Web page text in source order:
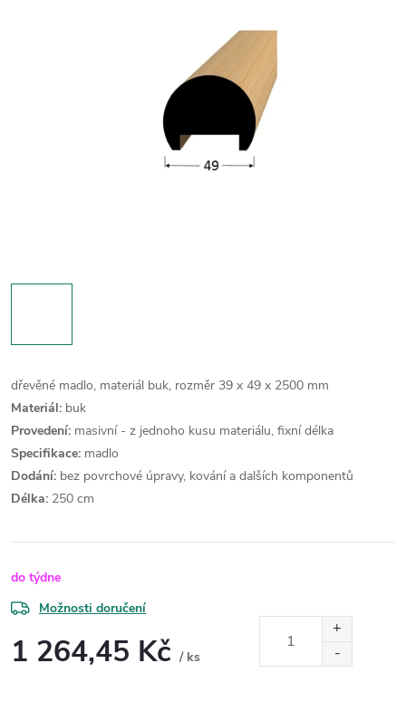
dřevěné madlo, materiál buk, rozměr 39 x 49 x 2500 mm
Materiál: buk
Provedení: masivní - z jednoho kusu materiálu, fixní délka
Specifikace: madlo
Dodání: bez povrchové úpravy, kování a dalších komponentů
Délka: 250 cm
do týdne
Možnosti doručení
1 264,45 Kč / ks